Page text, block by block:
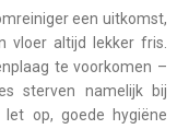
een uitkomst,
vloer altijd lekker fris.
te voorkomen –
sterven namelijk bij
op, goede hygiëne